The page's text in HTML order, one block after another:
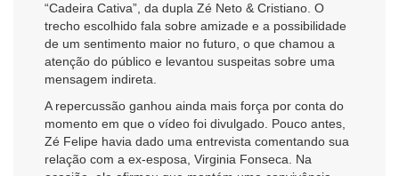
“Cadeira Cativa”, da dupla Zé Neto & Cristiano. O
trecho escolhido fala sobre amizade e a possibilidade
de um sentimento maior no futuro, o que chamou a
atenção do público e levantou suspeitas sobre uma
mensagem indireta.
A repercussão ganhou ainda mais força por conta do
momento em que o vídeo foi divulgado. Pouco antes,
Zé Felipe havia dado uma entrevista comentando sua
relação com a ex-esposa, Virginia Fonseca. Na